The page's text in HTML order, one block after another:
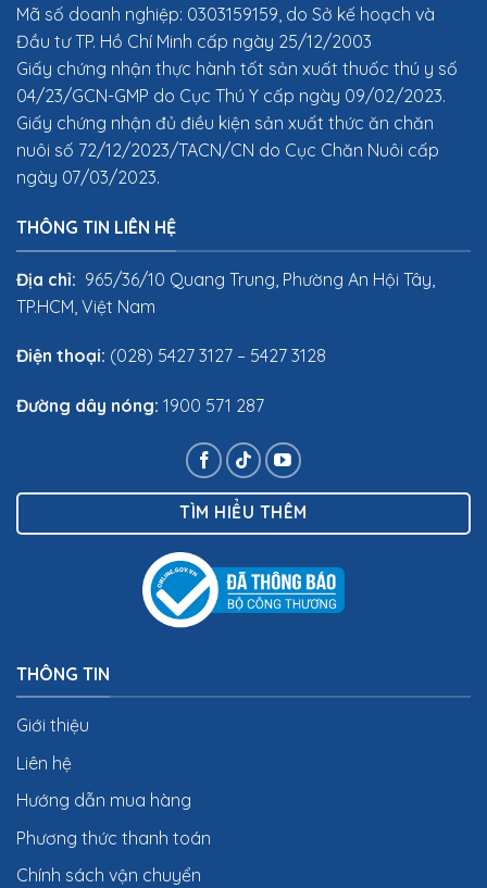
Mã số doanh nghiệp: 0303159159, do Sở kế hoạch và
Đầu tư TP. Hồ Chí Minh cấp ngày 25/12/2003
Giấy chứng nhận thực hành tốt sản xuất thuốc thú y số
04/23/GCN-GMP do Cục Thú Y cấp ngày 09/02/2023.
Giấy chứng nhận đủ điều kiện sản xuất thức ăn chăn
nuôi số 72/12/2023/TACN/CN do Cục Chăn Nuôi cấp
ngày 07/03/2023.
THÔNG TIN LIÊN HỆ
Địa chỉ: 965/36/10 Quang Trung, Phường An Hội Tây,
TP.HCM, Việt Nam
Điện thoại: (028) 5427 3127 – 5427 3128
Đường dây nóng: 1900 571 287
TÌM HIỂU THÊM
THÔNG TIN
Giới thiệu
Liên hệ
Hướng dẫn mua hàng
Phương thức thanh toán
Chính sách vận chuyển